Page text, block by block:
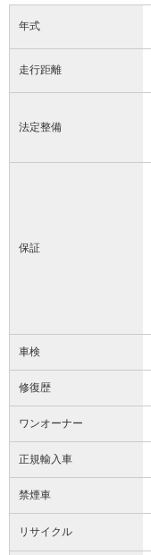
年式
走行距離
法定整備
保証
車検
修復歴
ワンオーナー
正規輸入車
禁煙車
リサイクル